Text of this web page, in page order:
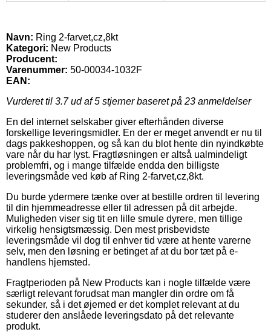
Navn: Ring 2-farvet,cz,8kt
Kategori: New Products
Producent:
Varenummer: 50-00034-1032F
EAN:
Vurderet til 3.7ud af 5 stjerner baseret på 23 anmeldelser
En del internet selskaber giver efterhånden diverse
forskellige leveringsmidler. En der er meget anvendt er nu til
dags pakkeshoppen, og så kan du blot hente din nyindkøbte
vare når du har lyst. Fragtløsningen er altså ualmindeligt
problemfri, og i mange tilfælde endda den billigste
leveringsmåde ved køb af Ring 2-farvet,cz,8kt.
Du burde ydermere tænke over at bestille ordren til levering
til din hjemmeadresse eller til adressen på dit arbejde.
Muligheden viser sig tit en lille smule dyrere, men tillige
virkelig hensigtsmæssig. Den mest prisbevidste
leveringsmåde vil dog til enhver tid være at hente varerne
selv, men den løsning er betinget af at du bor tæt på e-
handlens hjemsted.
Fragtperioden på New Products kan i nogle tilfælde være
særligt relevant forudsat man mangler din ordre om få
sekunder, så i det øjemed er det komplet relevant at du
studerer den anslåede leveringsdato på det relevante
produkt.